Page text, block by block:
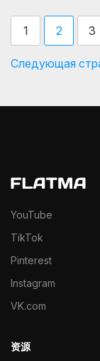
1 2 3
Следующая
YouTube
TikTok
Pinterest
Instagram
VK.com
资源